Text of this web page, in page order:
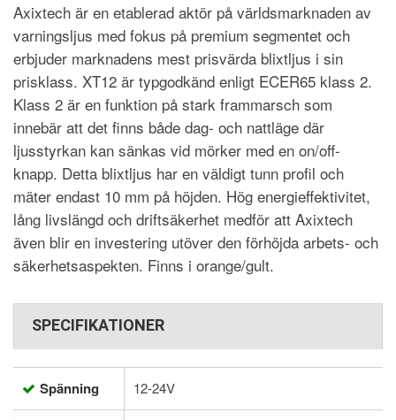
Axixtech är en etablerad aktör på världsmarknaden av
varningsljus med fokus på premium segmentet och
erbjuder marknadens mest prisvärda blixtljus i sin
prisklass. XT12 är typgodkänd enligt ECER65 klass 2.
Klass 2 är en funktion på stark frammarsch som
innebär att det finns både dag- och nattläge där
ljusstyrkan kan sänkas vid mörker med en on/off-
knapp. Detta blixtljus har en väldigt tunn profil och
mäter endast 10 mm på höjden. Hög energieffektivitet,
lång livslängd och driftsäkerhet medför att Axixtech
även blir en investering utöver den förhöjda arbets- och
säkerhetsaspekten. Finns i orange/gult.
SPECIFIKATIONER
Spänning 12-24V